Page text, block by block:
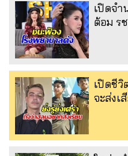
เปิดจำ
ต้อม ร
เปิดชีวิ
จะส่งเ